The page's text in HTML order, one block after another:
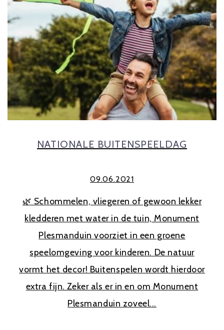
NATIONALE BUITENSPEELDAG
09.06.2021
🌿 Schommelen, vliegeren of gewoon lekker
kledderen met water in de tuin, Monument
Plesmanduin voorziet in een groene
speelomgeving voor kinderen. De natuur
vormt het decor! Buitenspelen wordt hierdoor
extra fijn. Zeker als er in en om Monument
Plesmanduin zoveel...